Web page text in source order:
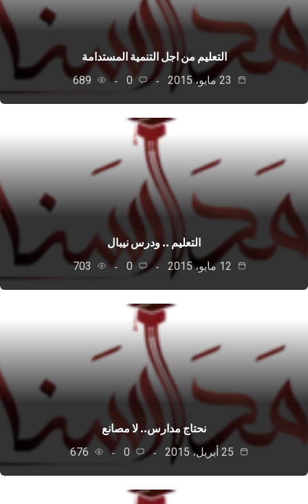
التعليم من اجل التنمية المستدامة
0
689
التعليم .. ودرس نيبال
0
703
نحتاج مدارس.. لا مصانع
0
676